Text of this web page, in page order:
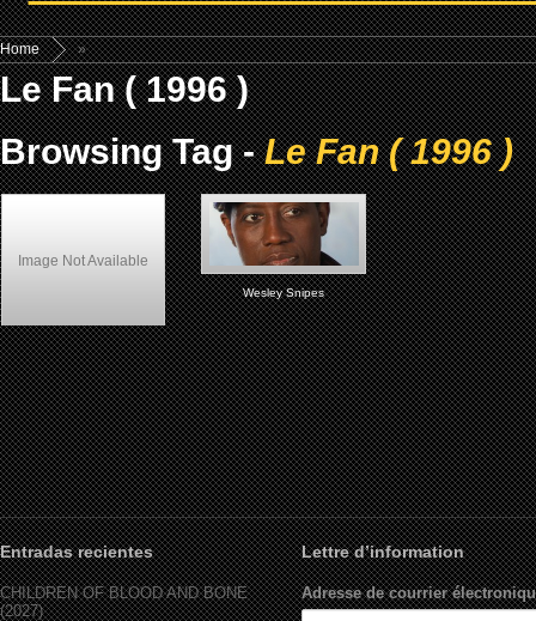
Home »
Le Fan ( 1996 )
Browsing Tag -Le Fan ( 1996 )
Image Not Available
(Français) Le Fan (1996)
Wesley Snipes
Entradas recientes
CHILDREN OF BLOOD AND BONE
(2027)
Lettre d’information
Adresse de courrier